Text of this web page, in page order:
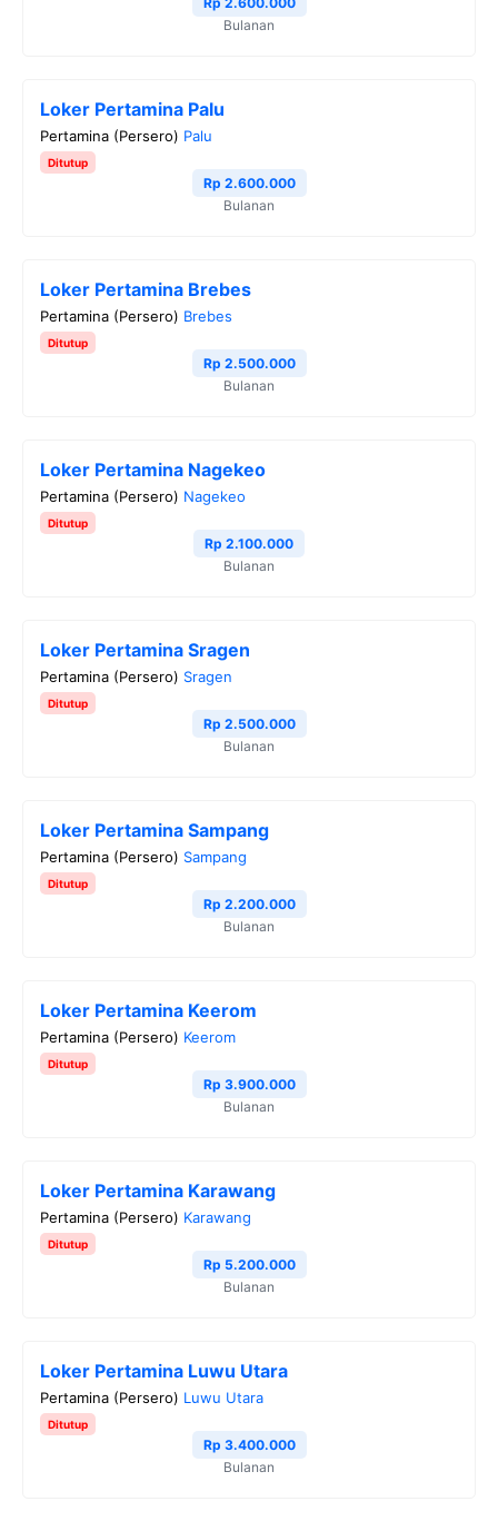
Bulanan
Loker Pertamina Palu
Pertamina (Persero) Palu
Ditutup
Rp 2.600.000
Bulanan
Loker Pertamina Brebes
Pertamina (Persero) Brebes
Ditutup
Rp 2.500.000
Bulanan
Loker Pertamina Nagekeo
Pertamina (Persero) Nagekeo
Ditutup
Rp 2.100.000
Bulanan
Loker Pertamina Sragen
Pertamina (Persero) Sragen
Ditutup
Rp 2.500.000
Bulanan
Loker Pertamina Sampang
Pertamina (Persero) Sampang
Ditutup
Rp 2.200.000
Bulanan
Loker Pertamina Keerom
Pertamina (Persero) Keerom
Ditutup
Rp 3.900.000
Bulanan
Loker Pertamina Karawang
Pertamina (Persero) Karawang
Ditutup
Rp 5.200.000
Bulanan
Loker Pertamina Luwu Utara
Pertamina (Persero) Luwu Utara
Ditutup
Rp 3.400.000
Bulanan